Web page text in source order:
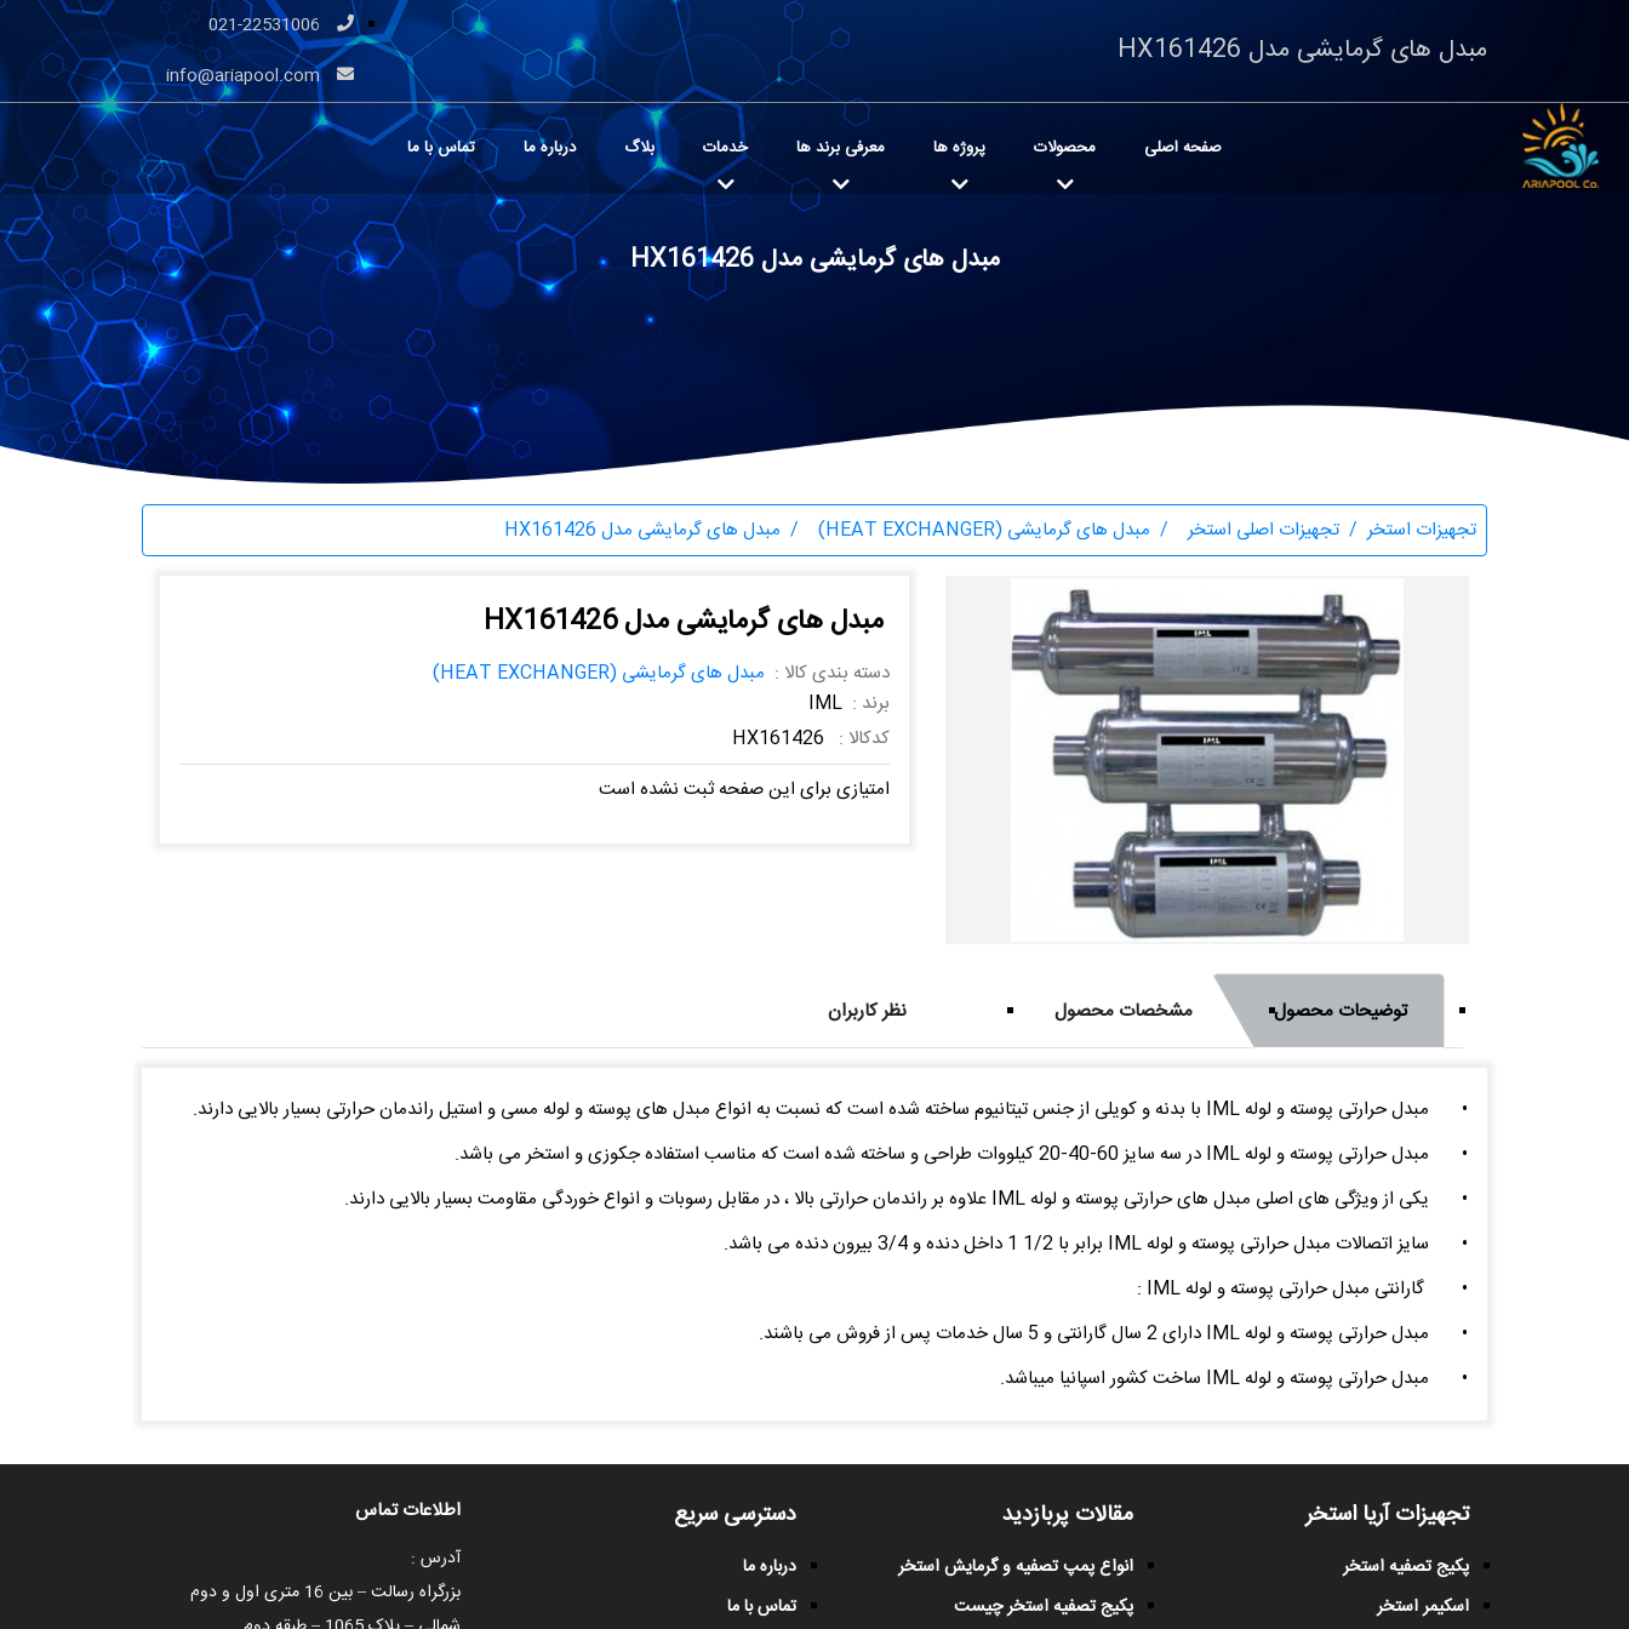
مبدل های گرمایشی مدل HX161426
info@ariapool.com
صفحه اصلی محصولات پروژه ها معرفی برند ها خدمات بلاگ درباره ما تماس با ما
مبدل های گرمایشی مدل HX161426
تجهیزات استخر تجهیزات اصلی استخر مبدل های گرمایشی (HEAT EXCHANGER) مبدل های گرمایشی مدل HX161426
مبدل های گرمایشی مدل HX161426
دسته بندی کالا : مبدل های گرمایشی (HEAT EXCHANGER)
برند : IML
کدکالا : HX161426
امتیازی برای این صفحه ثبت نشده است
توضیحات محصول مشخصات محصول نظر کاربران
•
مبدل حرارتی پوسته و لوله IML با بدنه و کویلی از جنس تیتانیوم ساخته شده است که نسبت به انواع مبدل های پوسته و لوله مسی و استیل راندمان حرارتی بسیار بالایی دارند.
•
مبدل حرارتی پوسته و لوله IML در سه سایز 60-40-20 کیلووات طراحی و ساخته شده است که مناسب استفاده جکوزی و استخر می باشد.
•
یکی از ویژگی های اصلی مبدل های حرارتی پوسته و لوله IML علاوه بر راندمان حرارتی بالا ، در مقابل رسوبات و انواع خوردگی مقاومت بسیار بالایی دارند.
•
سایز اتصالات مبدل حرارتی پوسته و لوله IML برابر با 1/2 1 داخل دنده و 3/4 بیرون دنده می باشد.
•
گارانتی مبدل حرارتی پوسته و لوله IML :
•
مبدل حرارتی پوسته و لوله IML دارای 2 سال گارانتی و 5 سال خدمات پس از فروش می باشند.
•
مبدل حرارتی پوسته و لوله IML ساخت کشور اسپانیا میباشد.
تجهیزات آریا استخر
پکیج تصفیه استخر
اسکیمر استخر
مقالات پربازدید
انواع پمپ تصفیه و گرمایش استخر
پکیج تصفیه استخر چیست
دسترسی سریع
درباره ما
تماس با ما
اطلاعات تماس
آدرس :
بزرگراه رسالت – بین 16 متری اول و دوم